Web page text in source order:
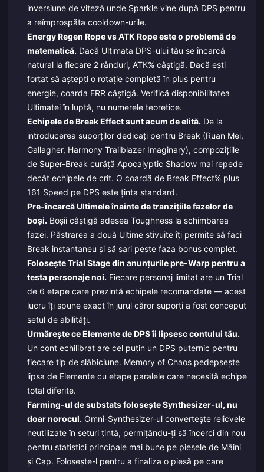
inversiune de viteză unde Sparkle vine după DPS pentru
a reîmprospăta cooldown-urile.
Energy Regen Rope vs ATK Rope este o problemă de
matematică. Dacă Ultimata DPS-ului tău se încarcă
natural la fiecare 2 rânduri, ATK% câștigă. Dacă ești
forțat să aștepți o rotație completă în plus pentru
energie, coarda ERR câștigă. Verifică disponibilitatea
Ultimatei în luptă, nu numerele teoretice.
Echipele de Break Effect sunt acum de elită. De la
introducerea suporților dedicați pentru Break (Ruan Mei,
Gallagher, Harmony Trailblazer Imaginary), compozițiile
de Super-Break curăță Apocalyptic Shadow mai repede
decât echipele de crit. O coardă de Break Effect% plus
161 Speed pe DPS este ținta standard.
Pre-încarcă Ultimele înainte de tranzițiile fazelor de
boși. Boșii câștigă adesea Toughness la schimbarea
fazei. Păstrarea a două Ultime stivuite îți permite să faci
Break instantaneu și să sari peste faza bonus complet.
Folosește Trial Stage din anunțurile pre-Warp pentru a
testa personaje noi. Fiecare personaj limitat are un Trial
de 6 etape care prezintă echipele recomandate — acest
lucru îți spune exact în jurul căror suporți a fost conceput
setul de abilități.
Urmărește ce Elemente de DPS îi lipsesc contului tău.
Un cont echilibrat are cel puțin un DPS puternic pentru
fiecare tip de slăbiciune. Memory of Chaos pedepsește
lipsa de Elemente cu etape paralele care necesită echipe
total diferite.
Farming-ul de substats folosește Synthesizer-ul, nu
doar norocul. Omni-Synthesizer-ul convertește relicvele
neutilizate în seturi țintă, permițându-ți să încerci din nou
pentru statistici principale mai bune pe piesele de Mâini
și Cap. Folosește-l pentru a finaliza o piesă pe care